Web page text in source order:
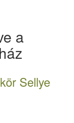
a
Sellye